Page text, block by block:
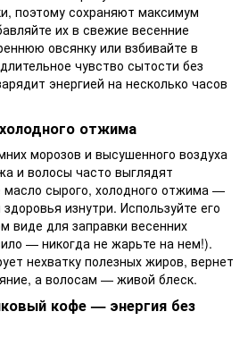
поэтому сохраняют максимум
их в свежие весенние
овсянку или взбивайте в
чувство сытости без
энергией на несколько часов
отжима
морозов и высушенного воздуха
и волосы часто выглядят
масло сырого, холодного отжима —
изнутри. Используйте его
виде для заправки весенних
— никогда не жарьте на нем!).
нехватку полезных жиров, вернет
а волосам — живой блеск.
кофе — энергия без